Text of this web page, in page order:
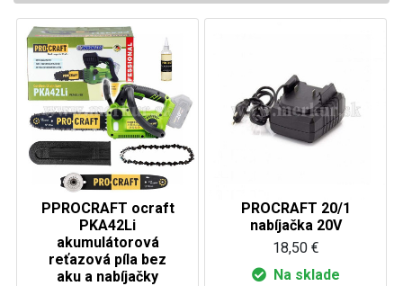
PPROCRAFT ocraft
PKA42Li
akumulátorová
reťazová píla bez
aku a nabíjačky
PROCRAFT 20/1
nabíjačka 20V
18,50 €
Na sklade